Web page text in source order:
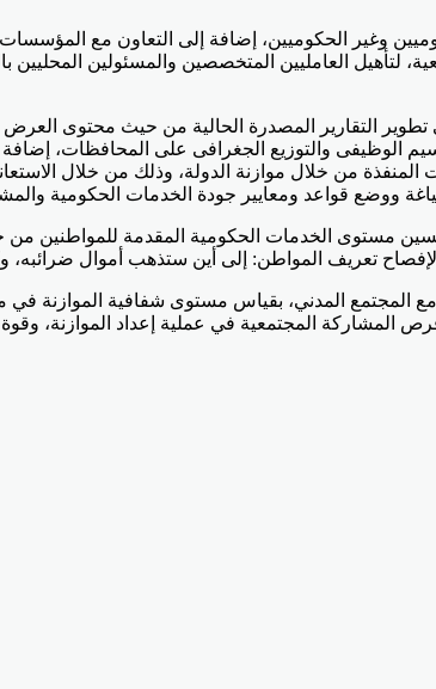
الحكوميين، إضافة إلى التعاون مع المؤسسات
لتأهيل العامليين المتخصصين والمسئولين
التقارير المصدرة الحالية من حيث محتوى العرض
الوظيفى والتوزيع الجغرافى على المحافظات،
من خلال موازنة الدولة، وذلك من خلال
ووضع قواعد ومعايير جودة الخدمات الحكومية
مستوى الخدمات الحكومية المقدمة للمواطنين من
تعريف المواطن: إلى أين ستذهب أموال
مع المجتمع المدني، بقياس مستوى شفافية الموازنة
فرص المشاركة المجتمعية في عملية إعداد الموازنة،